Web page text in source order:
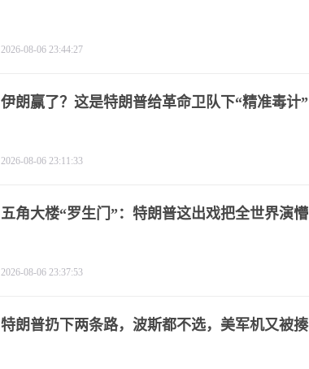
2026-08-06 23:44:27
伊朗赢了？这是特朗普给革命卫队下“精准毒计”
2026-08-06 23:11:33
五角大楼“罗生门”：特朗普这出戏把全世界演懵
2026-08-06 23:37:53
特朗普扔下两条路，波斯都不选，美军机又被揍